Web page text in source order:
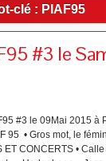
clé : PIAF95
#3 le
#3 le 09Mai 2015 à
95 • Gros mot, le
ET CONCERTS •